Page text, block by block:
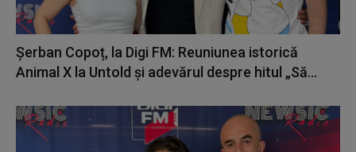
Șerban Copoț, la Digi FM: Reuniunea istorică
Animal X la Untold și adevărul despre hitul „Să...